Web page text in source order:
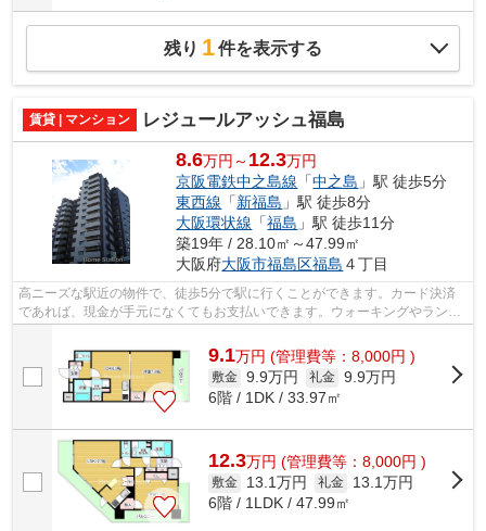
残り 1件を表示する
賃貸 | マンション レジュールアッシュ福島
8.6万円～ 12.3万円
京阪電鉄中之島線 「中之島 」駅 徒歩5分
東西線 「新福島 」駅 徒歩8分
大阪環状線 「福島 」駅 徒歩11分
築19年 / 28.10㎡～47.99㎡
大阪府大阪市福島区福島 ４丁目
高ニーズな駅近の物件で、徒歩5分で駅に行くことができます。カード決済
であれば、現金が手元になくてもお支払いできます。ウォーキングやランニ
ングが趣味の方に住んでもらいたいのが...
9.1万円 (管理費等：8,000円 )
敷金 9.9万円 礼金 9.9万円
6階 / 1DK / 33.97㎡
12.3万円 (管理費等：8,000円 )
敷金 13.1万円 礼金
13.1万円
6階 / 1LDK / 47.99㎡